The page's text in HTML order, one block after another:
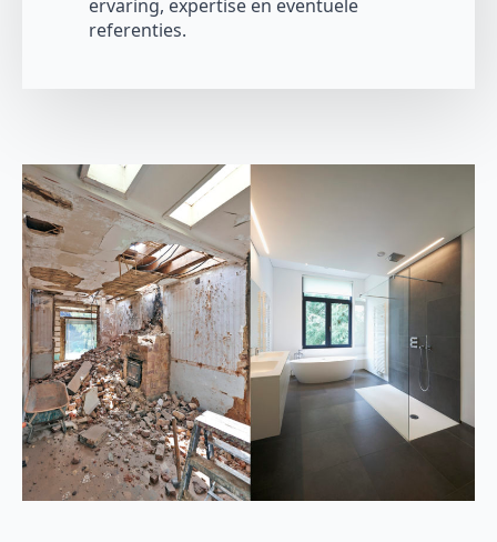
ervaring, expertise en eventuele
referenties.